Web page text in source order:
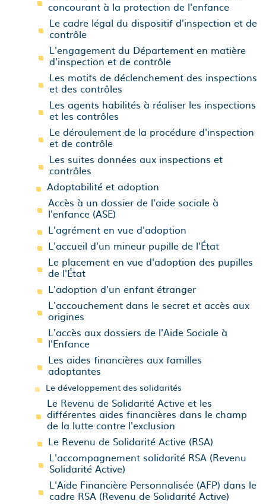
concourant à la protection de l'enfance
Le cadre légal du dispositif d’inspection et de
contrôle
L'engagement du Département en matière
d'inspection et de contrôle
Les motifs de déclenchement des inspections
et des contrôles
Les agents habilités à réaliser les inspections
et les contrôles
Le déroulement de la procédure d'inspection
et de contrôle
Les suites données aux inspections et
contrôles
Adoptabilité et adoption
Accès à un dossier de l'aide sociale à
l'enfance (ASE)
L'agrément en vue d'adoption
L'accueil d'un mineur pupille de l'État
Le placement en vue d'adoption des pupilles
de l'État
L'adoption d'un enfant étranger
L'accouchement dans le secret et accès aux
origines
L'accès aux dossiers de l'Aide Sociale à
l'Enfance
Les aides financières aux familles
adoptantes
Le développement des solidarités
Le Revenu de Solidarité Active et les
différentes aides financières dans le champ
de la lutte contre l'exclusion
Le Revenu de Solidarité Active (RSA)
L'accompagnement solidarité RSA (Revenu
Solidarité Active)
L'Aide Financière Personnalisée (AFP) dans le
cadre RSA (Revenu de Solidarité Active)